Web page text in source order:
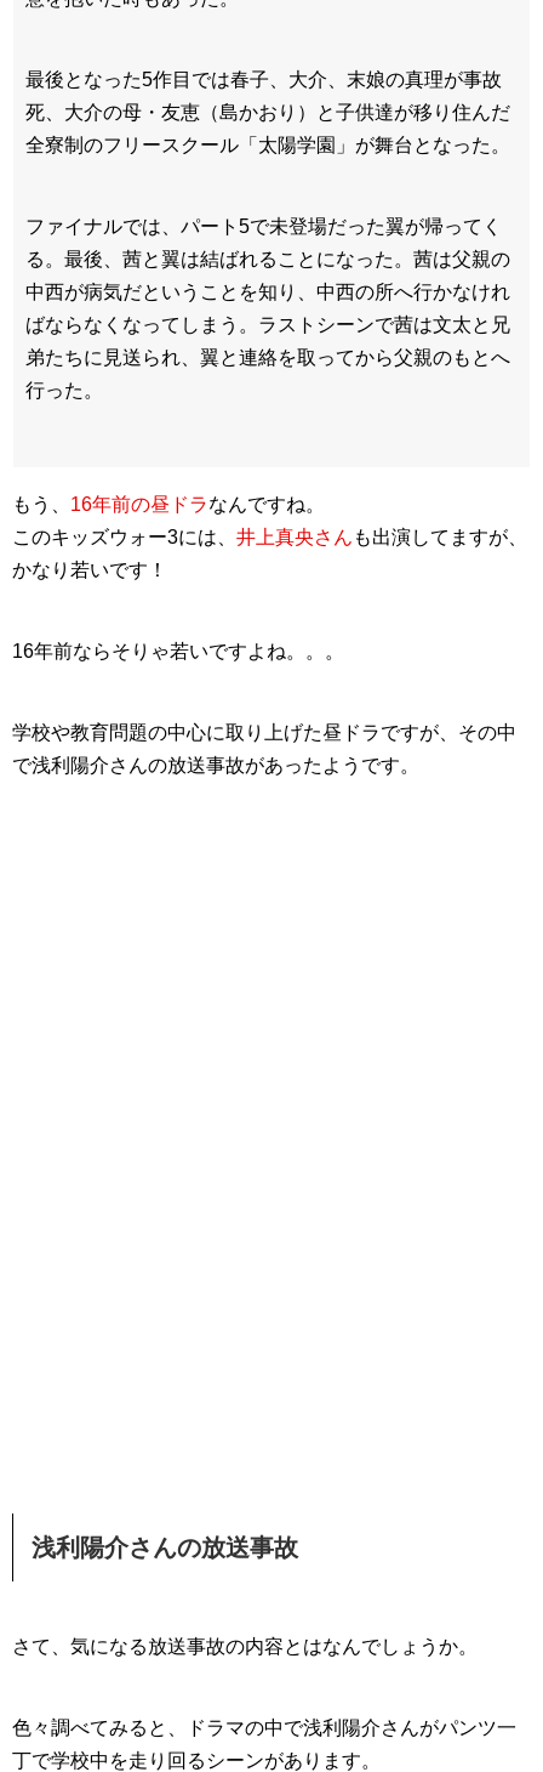
最後となった5作目では春子、大介、末娘の真理が事故
死、大介の母・友恵（島かおり）と子供達が移り住んだ
全寮制のフリースクール「太陽学園」が舞台となった。
ファイナルでは、パート5で未登場だった翼が帰ってく
る。最後、茜と翼は結ばれることになった。茜は父親の
中西が病気だということを知り、中西の所へ行かなけれ
ばならなくなってしまう。ラストシーンで茜は文太と兄
弟たちに見送られ、翼と連絡を取ってから父親のもとへ
行った。
もう、 16年前の昼ドラなんですね。
このキッズウォー3には、 井上真央さん も出演してますが、
かなり若いです！
16年前ならそりゃ若いですよね。。。
学校や教育問題の中心に取り上げた昼ドラですが、その中
で浅利陽介さんの放送事故があったようです。
浅利陽介さんの放送事故
さて、気になる放送事故の内容とはなんでしょうか。
色々調べてみると、ドラマの中で浅利陽介さんがパンツ一
丁で学校中を走り回るシーンがあります。